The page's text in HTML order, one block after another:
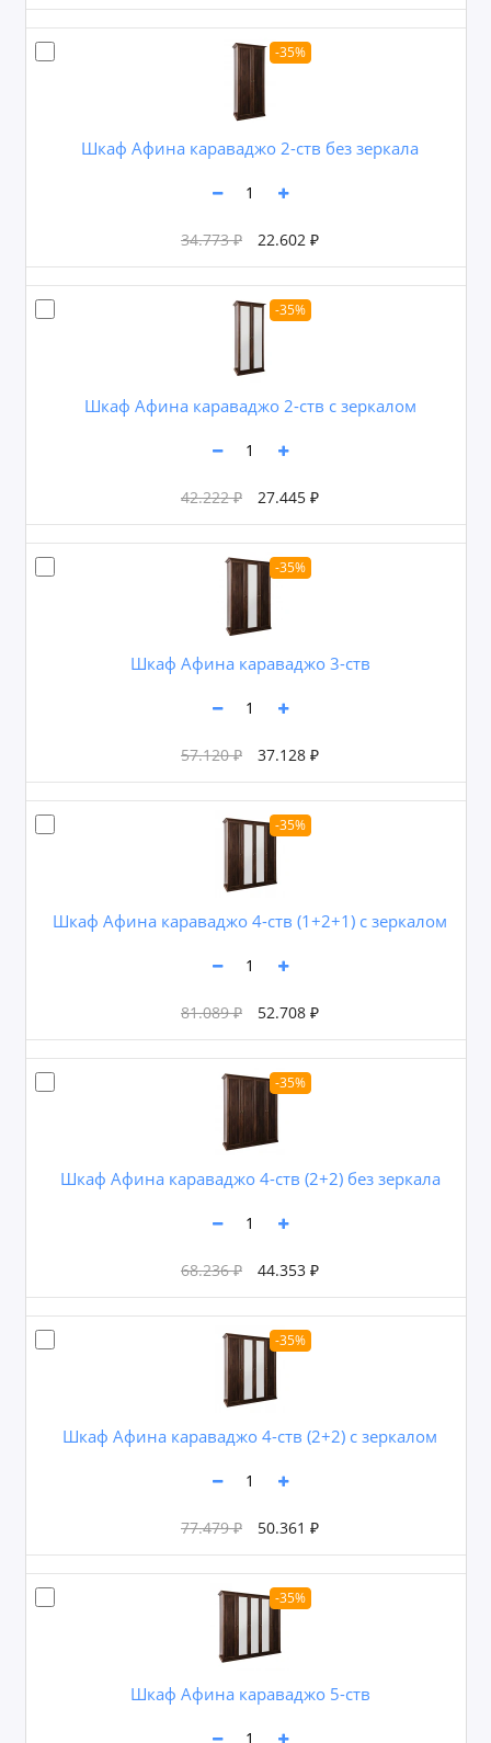
-35%
Шкаф Афина караваджо 2-ств без зеркала
34.773 ₽ 22.602 ₽
-35%
Шкаф Афина караваджо 2-ств с зеркалом
42.222 ₽ 27.445 ₽
-35%
Шкаф Афина караваджо 3-ств
57.120 ₽ 37.128 ₽
-35%
Шкаф Афина караваджо 4-ств (1+2+1) с зеркалом
81.089 ₽ 52.708 ₽
-35%
Шкаф Афина караваджо 4-ств (2+2) без зеркала
68.236 ₽ 44.353 ₽
-35%
Шкаф Афина караваджо 4-ств (2+2) с зеркалом
77.479 ₽ 50.361 ₽
-35%
Шкаф Афина караваджо 5-ств